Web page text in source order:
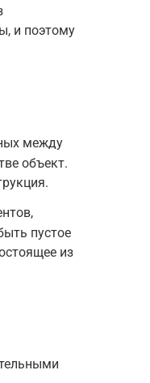
и поэтому
между
объект.
пустое
из